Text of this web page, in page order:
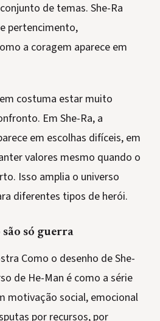
de temas. She-Ra
pertencimento,
a coragem aparece em
costuma estar muito
Em She-Ra, a
em escolhas difíceis, em
valores mesmo quando o
Isso amplia o universo
diferentes tipos de herói.
só guerra
Como o desenho de She-
de He-Man é como a série
motivação social, emocional
por recursos, por